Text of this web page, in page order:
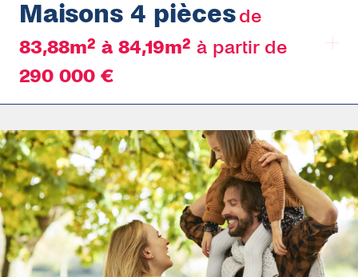
DÉCOUVRIR
62,87m²
199 000€
DÉCOUVRIR
Maisons 4 pièces de
83,88m² à 84,19m² à partir de
290 000 €
83,88m²
290 000€
DÉCOUVRIR